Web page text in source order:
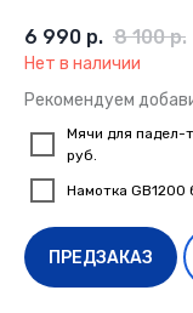
6 990 р. 8 100 р.
Нет в наличии
Рекомендуем
Мячи для падел-
руб.
Намотка GB1200
ПРЕДЗАКАЗ